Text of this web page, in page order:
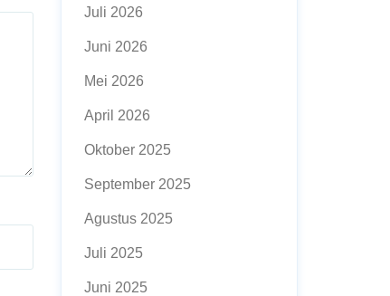
Juli 2026
Juni 2026
Mei 2026
April 2026
Oktober 2025
September 2025
Agustus 2025
Juli 2025
Juni 2025